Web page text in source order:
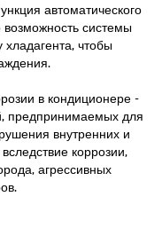
автоматического
возможность системы
хладагента, чтобы
в кондиционере -
предпринимаемых для
внутренних и
коррозии,
агрессивных